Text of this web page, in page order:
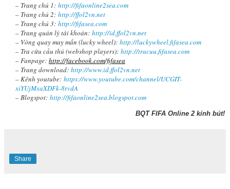
– Trang chủ 1: http://fifaonline2sea.com
– Trang chủ 2: http://ffol2vn.net
– Trang chủ 3: http://fifasea.com
– Trang quản lý tài khoản: http://id.ffol2vn.net
– Vòng quay may mắn (lucky wheel): http://luckywheel.fifasea.com
– Tra cứu cầu thủ (webshop players): http://tracuu.fifasea.com
– Fanpage: http://facebook.com/fifasea
– Trang download: http://www.id.ffol2vn.net
– Kênh youtube: https://www.youtube.com/channel/UCGIT-
xiYUjMxaXDFk-8rvdA
– Blogspot: http://fifaonline2sea.blogspot.com
BQT FIFA Online 2 kính bút!
Share